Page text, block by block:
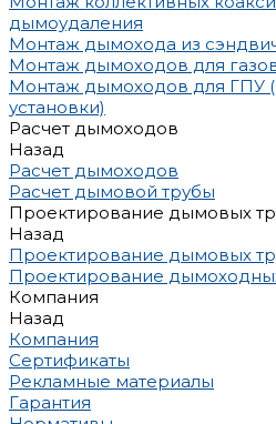
дымоудаления
Монтаж дымохода из
Монтаж дымоходов для
Монтаж дымоходов для ГПУ
установки)
Расчет дымоходов
Назад
Расчет дымоходов
Расчет дымовой трубы
Проектирование дымовых
Назад
Проектирование дымовых
Проектирование
Компания
Назад
Компания
Сертификаты
Рекламные материалы
Гарантия